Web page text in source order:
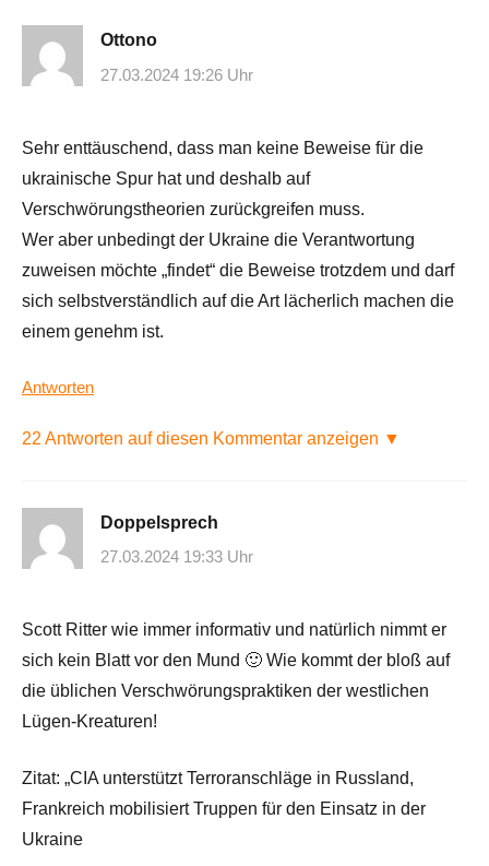
Ottono
27.03.2024 19:26 Uhr
Sehr enttäuschend, dass man keine Beweise für die
ukrainische Spur hat und deshalb auf
Verschwörungstheorien zurückgreifen muss.
Wer aber unbedingt der Ukraine die Verantwortung
zuweisen möchte „findet“ die Beweise trotzdem und darf
sich selbstverständlich auf die Art lächerlich machen die
einem genehm ist.
Antworten
22 Antworten auf diesen Kommentar anzeigen ▼
Doppelsprech
27.03.2024 19:33 Uhr
Scott Ritter wie immer informativ und natürlich nimmt er
sich kein Blatt vor den Mund 🙂 Wie kommt der bloß auf
die üblichen Verschwörungspraktiken der westlichen
Lügen-Kreaturen!
Zitat: „CIA unterstützt Terroranschläge in Russland,
Frankreich mobilisiert Truppen für den Einsatz in der
Ukraine